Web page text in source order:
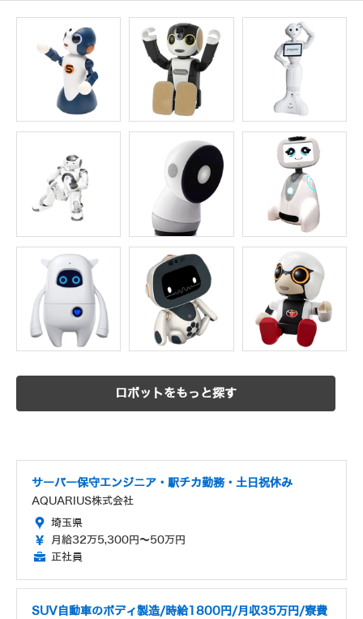
ロボットをもっと探す
サーバー保守エンジニア・駅チカ勤務・土日祝休み
AQUARIUS株式会社
埼玉県
月給32万5,300円～50万円
正社員
SUV自動車のボディ製造/時給1800円/月収35万円/寮費